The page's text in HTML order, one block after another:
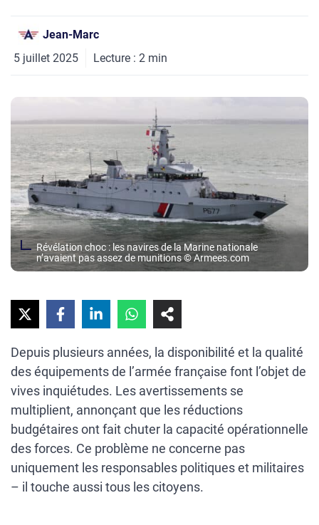
Jean-Marc
5 juillet 2025
Lecture : 2 min
Révélation choc : les navires de la Marine nationale
n’avaient pas assez de munitions © Armees.com
Depuis plusieurs années, la disponibilité et la qualité
des équipements de l’armée française font l’objet de
vives inquiétudes. Les avertissements se
multiplient, annonçant que les réductions
budgétaires ont fait chuter la capacité opérationnelle
des forces. Ce problème ne concerne pas
uniquement les responsables politiques et militaires
– il touche aussi tous les citoyens.